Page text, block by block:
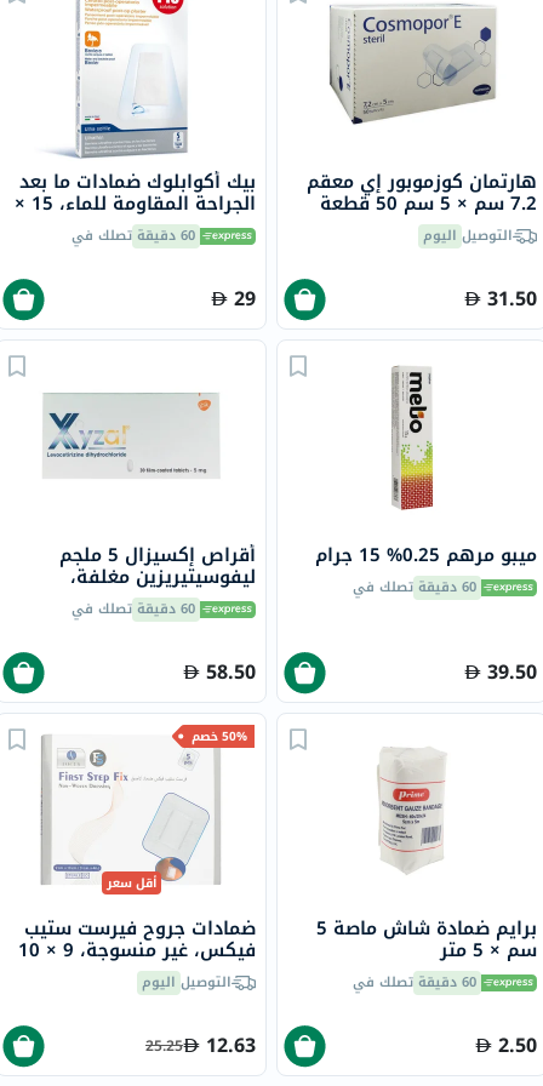
هارتمان كوزموبور إي معقم
7.2 سم × 5 سم 50 قطعة
التوصيل اليوم
31.50
بيك أكوابلوك ضمادات ما بعد
الجراحة المقاومة للماء، 15 ×
10 سم، 5 ضمادات 60 دقيقة تصلك في
29
ميبو مرهم 0.25% 15 جرام
60 دقيقة تصلك في
39.50
أقراص إكسيزال 5 ملجم
ليفوسيتيريزين مغلفة،
لتخفيف الزكام والحساسية،
30 قطعة 60 دقيقة تصلك في
58.50
برايم ضمادة شاش ماصة 5
سم × 5 متر
60 دقيقة تصلك في
2.50
50% خصم
أقل سعر
ضمادات جروح فيرست ستيب
فيكس، غير منسوجة، 9 × 10
سم - 5 ضماداتالتوصيل اليوم
12.63
25.25